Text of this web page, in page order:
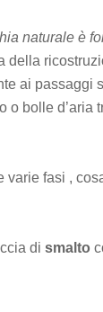
naturale è
della
ai passaggi
o bolle d’aria
varie fasi ,
di smalto